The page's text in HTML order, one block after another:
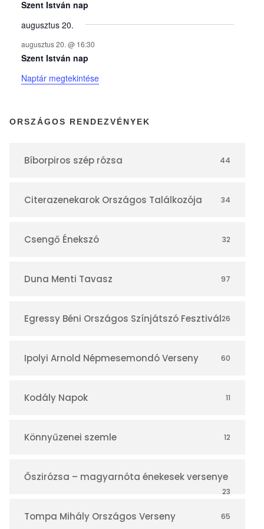
y
e
k
n
a
á
r
Szent István nap
augusztus 20.
augusztus 20. @ 16:30
Szent István nap
Naptár megtekintése
ORSZÁGOS RENDEZVÉNYEK
Bíborpiros szép rózsa 44
Citerazenekarok Országos Találkozója 34
Csengő Énekszó 32
Duna Menti Tavasz 97
Egressy Béni Országos Színjátszó Fesztivál26
Ipolyi Arnold Népmesemondó Verseny 60
Kodály Napok 11
Könnyűzenei szemle 12
Őszirózsa – magyarnóta énekesek versenye
23
Tompa Mihály Országos Verseny 65